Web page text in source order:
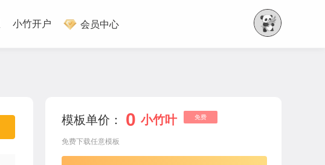
小竹开户 会员中心
模板单价： 0 小竹叶 免费
免费下载任意模板